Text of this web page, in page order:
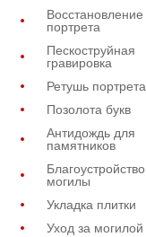
Восстановление
портрета
Пескоструйная
гравировка
Ретушь портрета
Позолота букв
Антидождь для
памятников
Благоустройство
могилы
Укладка плитки
Уход за могилой